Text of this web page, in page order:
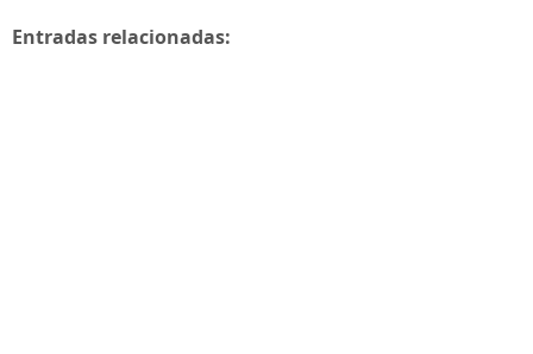
Entradas relacionadas: